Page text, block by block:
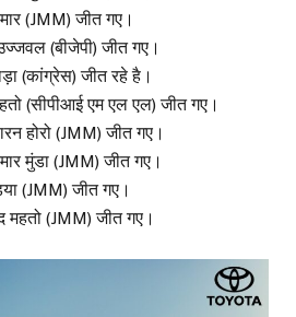
(JMM) जीत गए।
(बीजेपी) जीत गए।
(कांग्रेस) जीत रहे है।
(सीपीआई एम एल एल) जीत गए।
होरो (JMM) जीत गए।
मुंडा (JMM) जीत गए।
(JMM) जीत गए।
महतो (JMM) जीत गए।